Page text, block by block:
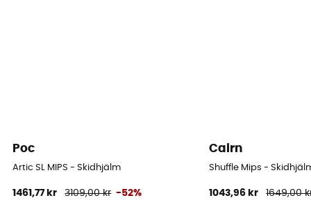
Poc
Artic SL MIPS - Skidhjälm
1461,77 kr 3109,00 kr -52%
Cairn
Shuffle Mips -
1043,96 kr 1649,00